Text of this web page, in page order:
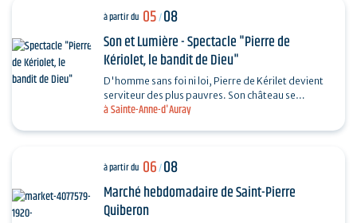
à Sainte-Anne-d'Auray
à partir du 05/08
Son et Lumière - Spectacle "Pierre de
Kériolet, le bandit de Dieu"
D'homme sans foi ni loi, Pierre de Kérilet devient
serviteur des plus pauvres. Son château se
transforme en refuge, sa vie en offrande.
à partir du 06/08
Marché hebdomadaire de Saint-Pierre
Quiberon